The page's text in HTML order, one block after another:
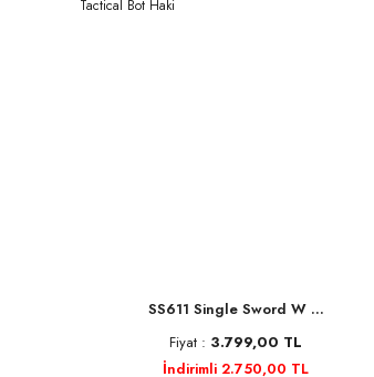
SS611 Single Sword W ...
Fiyat : 3.799,00 TL
İndirimli 2.750,00 TL